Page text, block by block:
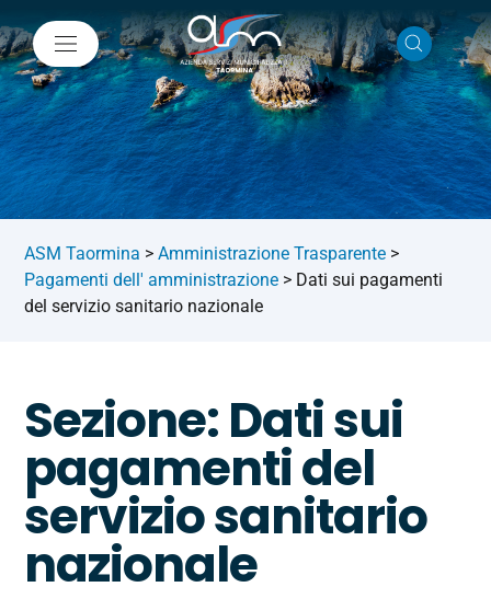
ASM Taormina >Amministrazione Trasparente >
Pagamenti dell' amministrazione > Dati sui pagamenti
del servizio sanitario nazionale
Sezione: Dati sui
pagamenti del
servizio sanitario
nazionale